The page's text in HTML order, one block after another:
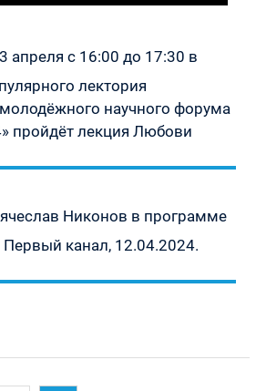
апреля с 16:00 до 17:30 в
лектория
научного форума
пройдёт лекция Любови
Никонов в программе
канал, 12.04.2024.